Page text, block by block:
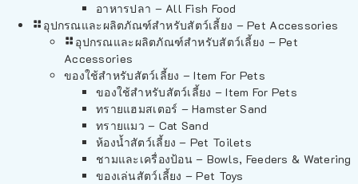
อาหารปลา – All Fish Food
อุปกรณและผลิตภัณฑ์สำหรับสัตว์เลี้ยง – Pet Accessories
อุปกรณและผลิตภัณฑ์สำหรับสัตว์เลี้ยง – Pet
Accessories
ของใช้สำหรับสัตว์เลี้ยง – Item For Pets
ของใช้สำหรับสัตว์เลี้ยง – Item For Pets
ทรายแฮมสเตอร์ – Hamster Sand
ทรายแมว – Cat Sand
ห้องน้ำสัตว์เลี้ยง – Pet Toilets
ชามและเครื่องป้อน – Bowls, Feeders & Watering
ของเล่นสัตว์เลี้ยง – Pet Toys